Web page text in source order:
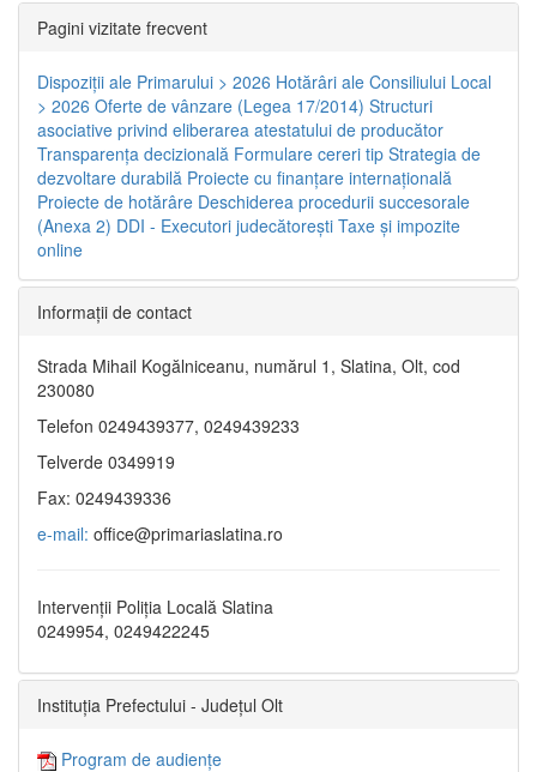
Pagini vizitate frecvent
Dispoziţii ale Primarului > 2026 Hotărâri ale Consiliului Local
> 2026 Oferte de vânzare (Legea 17/2014) Structuri
asociative privind eliberarea atestatului de producător
Transparenţa decizională Formulare cereri tip Strategia de
dezvoltare durabilă Proiecte cu finanţare internaţională
Proiecte de hotărâre Deschiderea procedurii succesorale
(Anexa 2) DDI - Executori judecătorești Taxe şi impozite
online
Informaţii de contact
Strada Mihail Kogălniceanu, numărul 1, Slatina, Olt, cod
230080
Telefon 0249439377, 0249439233
Telverde 0349919
Fax: 0249439336
e-mail: office@primariaslatina.ro
Intervenții Poliția Locală Slatina
0249954, 0249422245
Instituția Prefectului - Județul Olt
Program de audiențe